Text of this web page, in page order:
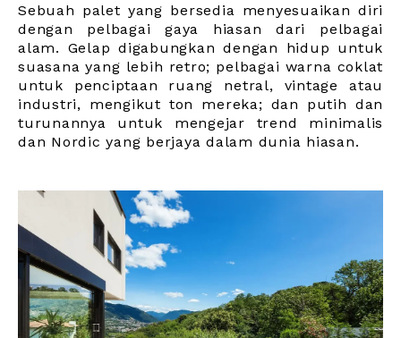
Sebuah palet yang bersedia menyesuaikan diri
dengan pelbagai gaya hiasan dari pelbagai
alam. Gelap digabungkan dengan hidup untuk
suasana yang lebih retro; pelbagai warna coklat
untuk penciptaan ruang netral, vintage atau
industri, mengikut ton mereka; dan putih dan
turunannya untuk mengejar trend minimalis
dan Nordic yang berjaya dalam dunia hiasan.